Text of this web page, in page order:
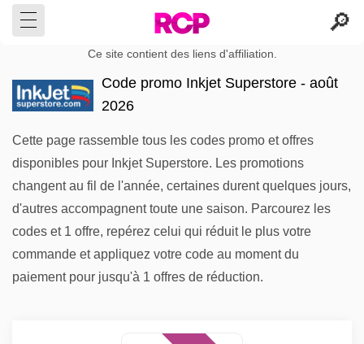
Ce site contient des liens d'affiliation.
Code promo Inkjet Superstore - août
2026
Cette page rassemble tous les codes promo et offres
disponibles pour Inkjet Superstore. Les promotions
changent au fil de l'année, certaines durent quelques jours,
d'autres accompagnent toute une saison. Parcourez les
codes et 1 offre, repérez celui qui réduit le plus votre
commande et appliquez votre code au moment du
paiement pour jusqu'à 1 offres de réduction.